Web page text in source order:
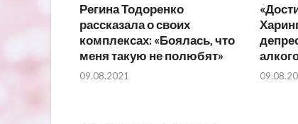
Регина Тодоренко
рассказала о своих
комплексах: «Боялась, что
меня такую не полюбят»
09.08.2021